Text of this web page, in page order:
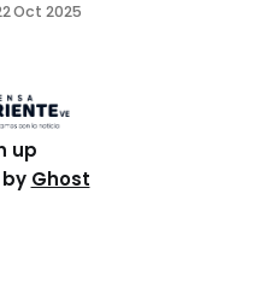
en el Estadio
Oct 2025
up
Ghost